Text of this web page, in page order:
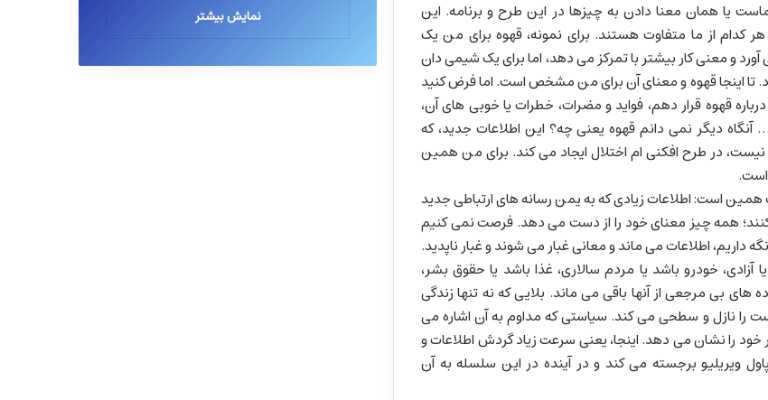
یا همان معنا دادن به چیزها در این طرح و برنامه. این
کدام از ما متفاوت هستند. برای نمونه، قهوه برای من یک
و معنی کار بیشتر با تمرکز می دهد، اما برای یک شیمی دان
تا اینجا قهوه و معنای آن برای من مشخص است. اما فرض کنید
قهوه قرار دهم، فواید و مضرات، خطرات یا خوبی های آن،
دیگر نمی دانم قهوه یعنی چه؟ این اطلاعات جدید، که
در طرح افکنی ام اختلال ایجاد می کند. برای من همین
است.
است: اطلاعات زیادی که به یمن رسانه های ارتباطی جدید
همه چیز معنای خود را از دست می دهد. فرصت نمی کنیم
داریم، اطلاعات می ماند و معانی غبار می شوند و غبار ناپدید.
خودرو باشد یا مردم سالاری، غذا باشد یا حقوق بشر،
بی مرجعی از آنها باقی می ماند. بلایی که نه تنها زندگی
را نازل و سطحی می کند. سیاستی که مداوم به آن اشاره می
را نشان می دهد. اینجا، یعنی سرعت زیاد گردش اطلاعات و
ویریلیو برجسته می کند و در آینده در این سلسله به آن
نمایش بیشتر